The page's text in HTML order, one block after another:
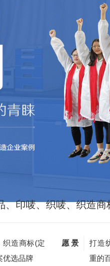
、印唛、织唛、织造
织造商标(定
优选品牌
愿 景
打造
重的